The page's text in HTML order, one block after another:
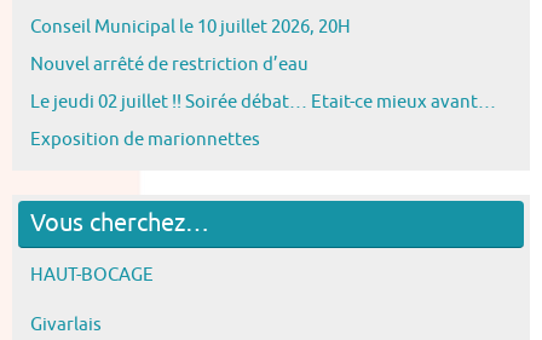
Conseil Municipal le 10 juillet 2026, 20H
Nouvel arrêté de restriction d’eau
Le jeudi 02 juillet !! Soirée débat… Etait-ce mieux avant…
Exposition de marionnettes
Vous cherchez…
HAUT-BOCAGE
Givarlais